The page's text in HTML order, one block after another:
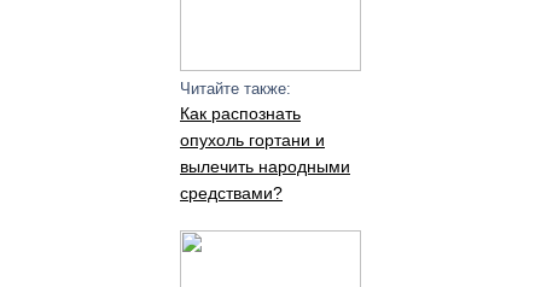
Читайте также:
Как распознать
опухоль гортани и
вылечить народными
средствами?